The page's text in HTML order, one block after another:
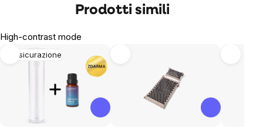
Prodotti simili
High-contrast mode
Rassicurazione